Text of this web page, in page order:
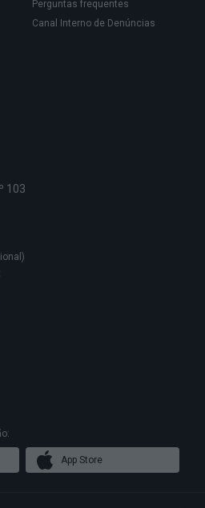
Perguntas frequentes
Canal Interno de Denúncias
103
App Store